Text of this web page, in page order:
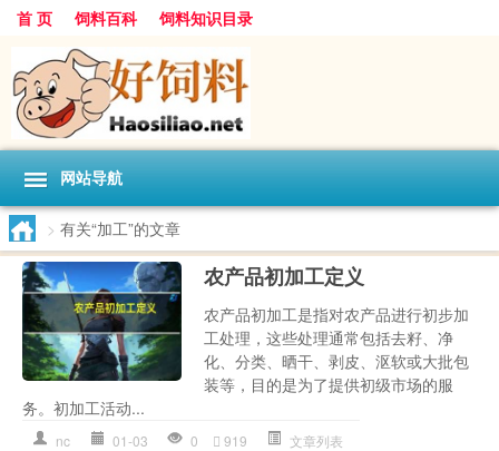
首 页 饲料百科 饲料知识目录
网站导航
> 有关“加工”的文章
农产品初加工定义
农产品初加工是指对农产品进行初步加
工处理，这些处理通常包括去籽、净
化、分类、晒干、剥皮、沤软或大批包
装等，目的是为了提供初级市场的服
务。初加工活动...
nc 01-03 0 919 文章列表